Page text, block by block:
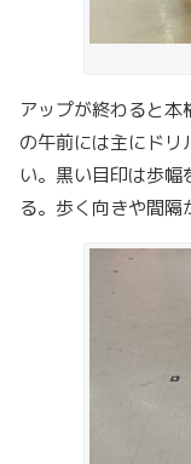
アップが終わると
の午前には主にドリ
い。黒い目印は歩幅
る。歩く向きや間隔